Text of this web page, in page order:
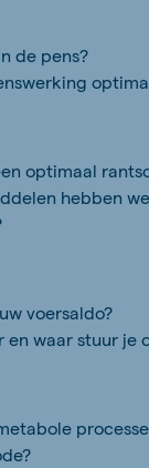
de pens?
optimaal
hebben
voersaldo?
en waar stuur je